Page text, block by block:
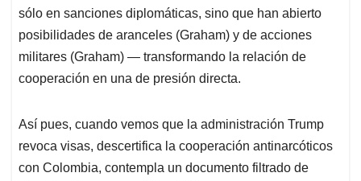
sólo en sanciones diplomáticas, sino que han abierto
posibilidades de aranceles (Graham) y de acciones
militares (Graham) — transformando la relación de
cooperación en una de presión directa.
Así pues, cuando vemos que la administración Trump
revoca visas, descertifica la cooperación antinarcóticos
con Colombia, contempla un documento filtrado de